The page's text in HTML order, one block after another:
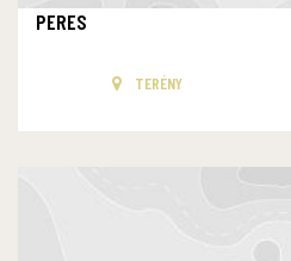
PERES
TERÉNY